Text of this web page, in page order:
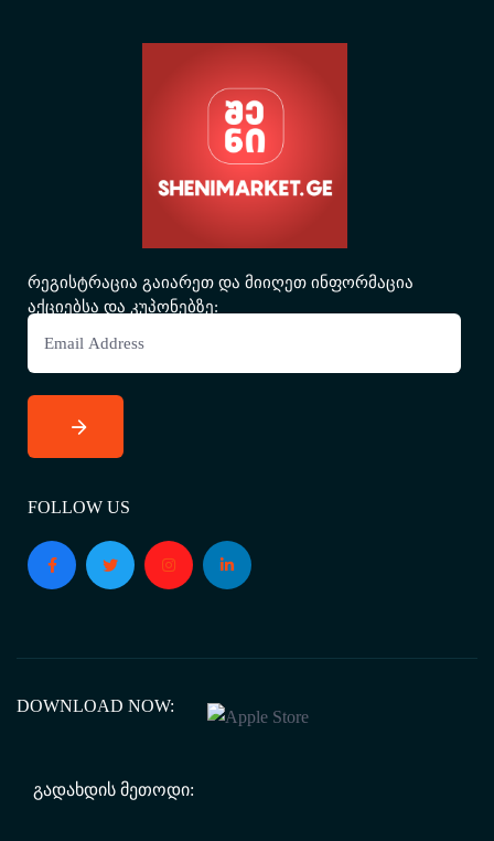
რეგისტრაცია გაიარეთ და მიიღეთ ინფორმაცია
აქციებსა და კუპონებზე:
FOLLOW US
DOWNLOAD NOW:
ᲒᲐᲓᲐᲮᲓᲘᲡ ᲛᲔᲗᲝᲓᲘ: